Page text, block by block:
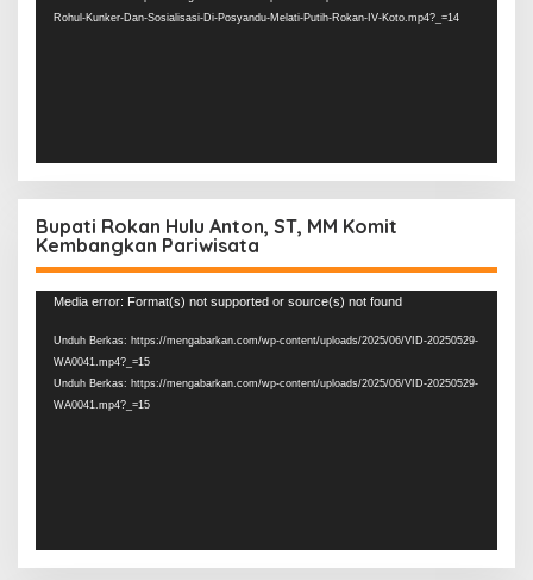
Rohul-Kunker-Dan-Sosialisasi-Di-Posyandu-Melati-Putih-Rokan-IV-Koto.mp4?_=14
Bupati Rokan Hulu Anton, ST, MM Komit
Kembangkan Pariwisata
Pemutar
Media error: Format(s) not supported or source(s) not found
Unduh Berkas: https://mengabarkan.com/wp-content/uploads/2025/06/VID-20250529-
WA0041.mp4?_=15
Unduh Berkas: https://mengabarkan.com/wp-content/uploads/2025/06/VID-20250529-
WA0041.mp4?_=15